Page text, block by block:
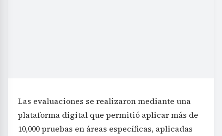
Las evaluaciones se realizaron mediante una
plataforma digital que permitió aplicar más de
10,000 pruebas en áreas específicas, aplicadas